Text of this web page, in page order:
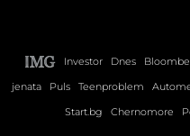
Investor Dnes
jenata
Puls Teenproblem
Start.bg
Chernomore